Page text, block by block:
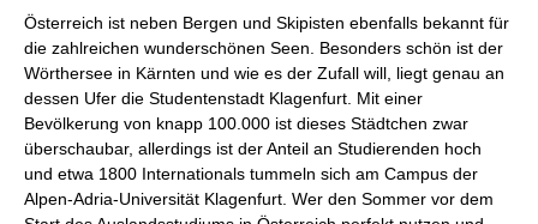
Österreich ist neben Bergen und Skipisten ebenfalls bekannt für
die zahlreichen wunderschönen Seen. Besonders schön ist der
Wörthersee in Kärnten und wie es der Zufall will, liegt genau an
dessen Ufer die Studentenstadt Klagenfurt. Mit einer
Bevölkerung von knapp 100.000 ist dieses Städtchen zwar
überschaubar, allerdings ist der Anteil an Studierenden hoch
und etwa 1800 Internationals tummeln sich am Campus der
Alpen-Adria-Universität Klagenfurt. Wer den Sommer vor dem